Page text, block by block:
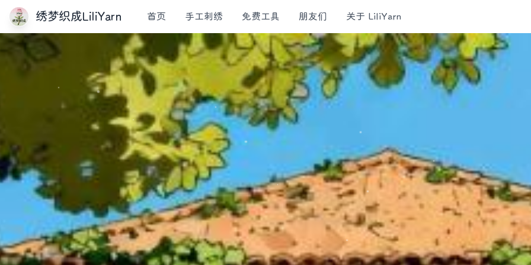
绣梦织成LiliYarn 首页 手工刺绣 免费工具 朋友们 关于 LiliYarn